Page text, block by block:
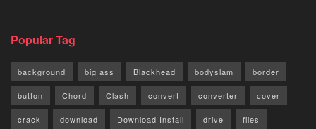
Popular Tag
background big ass Blackhead bodyslam border
button Chord Clash convert converter cover
crack download Download Install drive files